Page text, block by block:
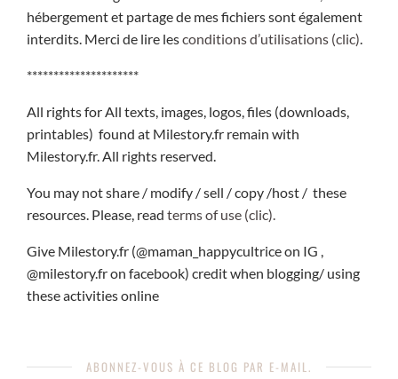
hébergement et partage de mes fichiers sont également
interdits. Merci de lire lesconditions d’utilisations (clic).
*********************
All rights for All texts, images, logos, files (downloads,
printables) found at Milestory.fr remain with
Milestory.fr. All rights reserved.
You may not share / modify / sell / copy /host / these
resources. Please, read terms of use (clic).
Give Milestory.fr (@maman_happycultrice on IG ,
@milestory.fr on facebook) credit when blogging/ using
these activities online
ABONNEZ-VOUS À CE BLOG PAR E-MAIL.